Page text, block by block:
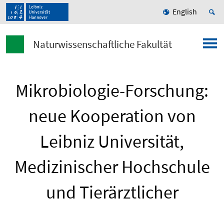
English
Naturwissenschaftliche Fakultät
Mikrobiologie-Forschung:
neue Kooperation von
Leibniz Universität,
Medizinischer Hochschule
und Tierärztlicher